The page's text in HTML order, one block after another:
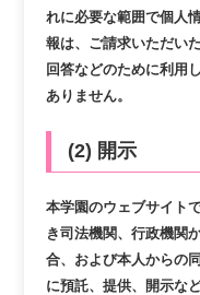
れに必要な範囲で個人
報は、ご請求いただい
回答などのために利用
ありません。
(2) 開示
本学園のウェブサイト
き司法機関、行政機関
合、および本人からの
に預託、提供、開示な